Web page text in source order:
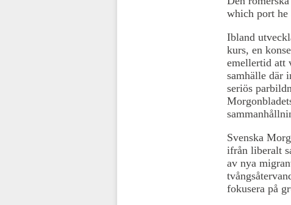
which port he
Ibland
kurs, en
emellertid att
samhälle där
seriös
Svenska
ifrån liberalt
av nya
fokusera på